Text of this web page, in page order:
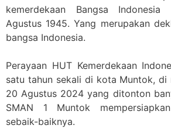
kemerdekaan Bangsa
Agustus 1945. Yang merupakan
bangsa Indonesia.
Perayaan HUT Kemerdekaan
satu tahun sekali di kota Muntok, di
20 Agustus 2024 yang ditonton
SMAN 1 Muntok
sebaik-baiknya.